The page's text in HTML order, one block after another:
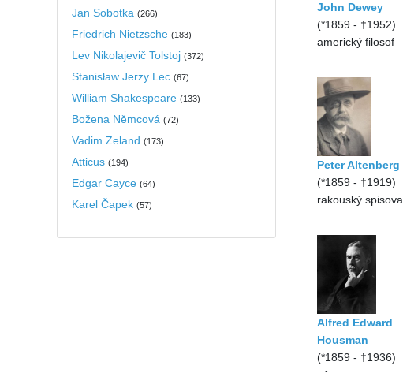
Jan Sobotka (266)
Friedrich Nietzsche (183)
Lev Nikolajevič Tolstoj (372)
Stanisław Jerzy Lec (67)
William Shakespeare (133)
Božena Němcová (72)
Vadim Zeland (173)
Atticus (194)
Edgar Cayce (64)
Karel Čapek (57)
John Dewey
(*1859 - †1952)
americký filosof
Peter Altenberg
(*1859 - †1919)
rakouský
Alfred Edward
Housman
(*1859 - †1936)